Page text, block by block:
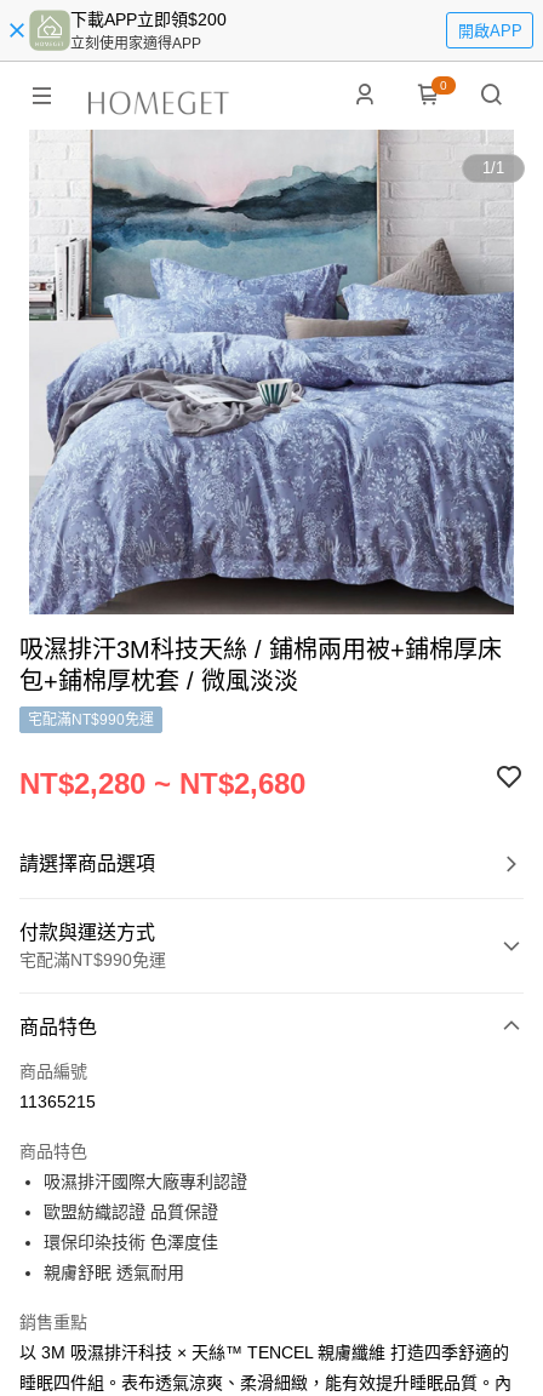
下載APP立即領$200
立刻使用家適得APP
開啟APP
0
1/1
吸濕排汗3M科技天絲 / 鋪棉兩用被+鋪棉厚床
包+鋪棉厚枕套 / 微風淡淡
宅配滿NT$990免運
NT$2,280 ~ NT$2,680
請選擇商品選項
付款與運送方式
宅配滿NT$990免運
信用卡一次付款
LINE Pay
街口支付
悠遊付
Google Pay
全盈+PAY
大哥付你分期
相關說明
商品特色
商品編號
11365215
商品特色
吸濕排汗國際大廠專利認證
歐盟紡織認證 品質保證
環保印染技術 色澤度佳
親膚舒眠 透氣耐用
銷售重點
以 3M 吸濕排汗科技 × 天絲™ TENCEL 親膚纖維 打造四季舒適的
睡眠四件組。表布透氣涼爽、柔滑細緻，能有效提升睡眠品質。內